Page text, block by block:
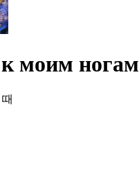
моим ногам